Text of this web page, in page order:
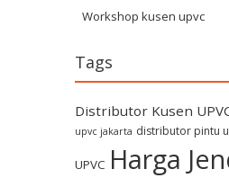
Workshop kusen upvc
Tags
Distributor Kusen
upvc jakarta distributor pintu
UPVC Harga